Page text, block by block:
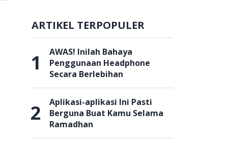
ARTIKEL TERPOPULER
1
AWAS! Inilah Bahaya
Penggunaan Headphone
Secara Berlebihan
2
Aplikasi-aplikasi Ini Pasti
Berguna Buat Kamu Selama
Ramadhan